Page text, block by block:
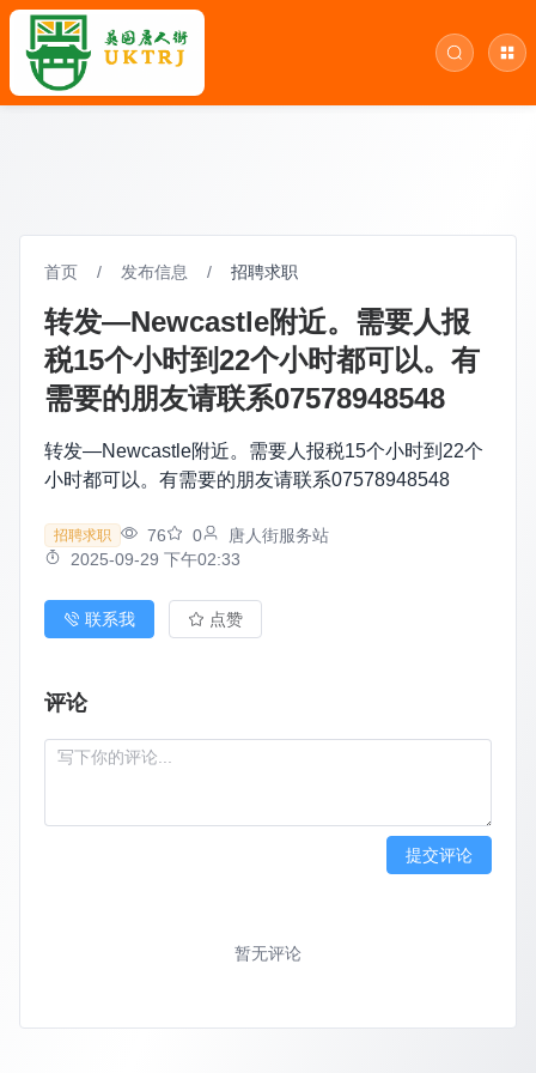
首页 / 发布信息 / 招聘求职
转发—Newcastle附近。需要人报
税15个小时到22个小时都可以。有
需要的朋友请联系07578948548
转发—Newcastle附近。需要人报税15个小时到22个
小时都可以。有需要的朋友请联系07578948548
招聘求职 76 0
唐人街服务站
2025-09-29 下午02:33
联系我 点赞
评论
提交评论
暂无评论